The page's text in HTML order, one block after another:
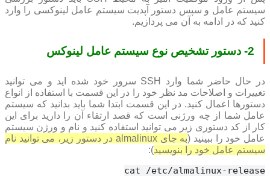
سیستم عامل و سپس دستور آپدیت سیستم عامل لینوکسی را وارد
کنید که در ادامه به آن می پردازیم.
2- دستور تشخیص نوع سیستم عامل لینوکس
در حال حاضر شما وارد SSH سرور خود شده اید و می توانید
تغییرات و اصلاحات مد نظر خود را در این قسمت با استفاده از انواع
دستورها اعمال کنید. در این قسمت ابتدا شما باید بدانید که سیستم
عامل شما از چه ورژنی است که قصد ارتقاء آن را دارید برای این
کار از کد دستوری زیر می توانید استفاده کنید و نام و ورژن سیستم
عامل خود را ببینید (
به جای almalinux در دستور زیر، می توانید نام
سیستم عامل خود را بنویسید):
cat /etc/almalinux-release